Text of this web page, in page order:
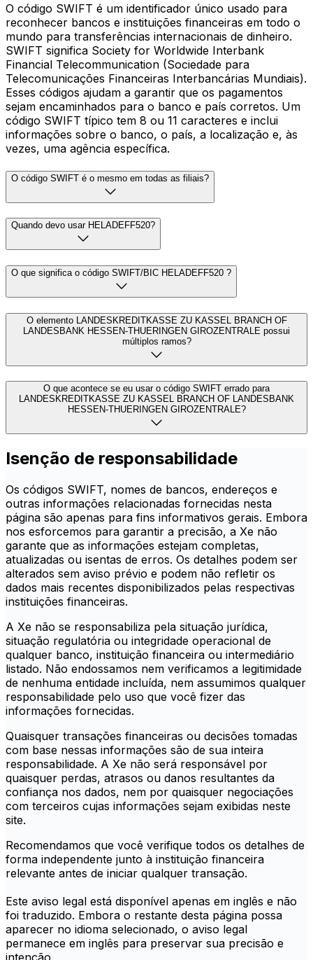
O código SWIFT é um identificador único usado para
reconhecer bancos e instituições financeiras em todo o
mundo para transferências internacionais de dinheiro.
SWIFT significa Society for Worldwide Interbank
Financial Telecommunication (Sociedade para
Telecomunicações Financeiras Interbancárias Mundiais).
Esses códigos ajudam a garantir que os pagamentos
sejam encaminhados para o banco e país corretos. Um
código SWIFT típico tem 8 ou 11 caracteres e inclui
informações sobre o banco, o país, a localização e, às
vezes, uma agência específica.
O código SWIFT é o mesmo em todas as filiais?
Quando devo usar HELADEFF520?
O que significa o código SWIFT/BIC HELADEFF520 ?
O elemento LANDESKREDITKASSE ZU KASSEL BRANCH OF
LANDESBANK HESSEN-THUERINGEN GIROZENTRALE possui
múltiplos ramos?
O que acontece se eu usar o código SWIFT errado para
LANDESKREDITKASSE ZU KASSEL BRANCH OF LANDESBANK
HESSEN-THUERINGEN GIROZENTRALE?
Isenção de responsabilidade
Os códigos SWIFT, nomes de bancos, endereços e
outras informações relacionadas fornecidas nesta
página são apenas para fins informativos gerais. Embora
nos esforcemos para garantir a precisão, a Xe não
garante que as informações estejam completas,
atualizadas ou isentas de erros. Os detalhes podem ser
alterados sem aviso prévio e podem não refletir os
dados mais recentes disponibilizados pelas respectivas
instituições financeiras.
A Xe não se responsabiliza pela situação jurídica,
situação regulatória ou integridade operacional de
qualquer banco, instituição financeira ou intermediário
listado. Não endossamos nem verificamos a legitimidade
de nenhuma entidade incluída, nem assumimos qualquer
responsabilidade pelo uso que você fizer das
informações fornecidas.
Quaisquer transações financeiras ou decisões tomadas
com base nessas informações são de sua inteira
responsabilidade. A Xe não será responsável por
quaisquer perdas, atrasos ou danos resultantes da
confiança nos dados, nem por quaisquer negociações
com terceiros cujas informações sejam exibidas neste
site.
Recomendamos que você verifique todos os detalhes de
forma independente junto à instituição financeira
relevante antes de iniciar qualquer transação.
Este aviso legal está disponível apenas em inglês e não
foi traduzido. Embora o restante desta página possa
aparecer no idioma selecionado, o aviso legal
permanece em inglês para preservar sua precisão e